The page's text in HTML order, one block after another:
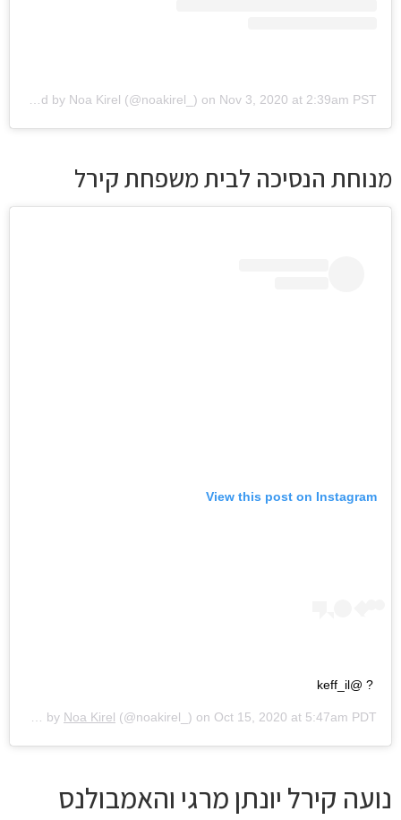
on Nov 3, 2020 at 2:39am PST
מנוחת הנסיכה לבית משפחת קירל
View this post on Instagram
? @keff_il
Noa Kirel (@noakirel_) on Oct 15, 2020 at 5:47am PDT
נועה קירל יונתן מרגי והאמבולנס